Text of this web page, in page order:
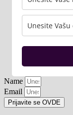
Name
Email
Prijavite se OVDE